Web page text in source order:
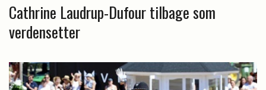
Cathrine Laudrup-Dufour tilbage som
verdensetter